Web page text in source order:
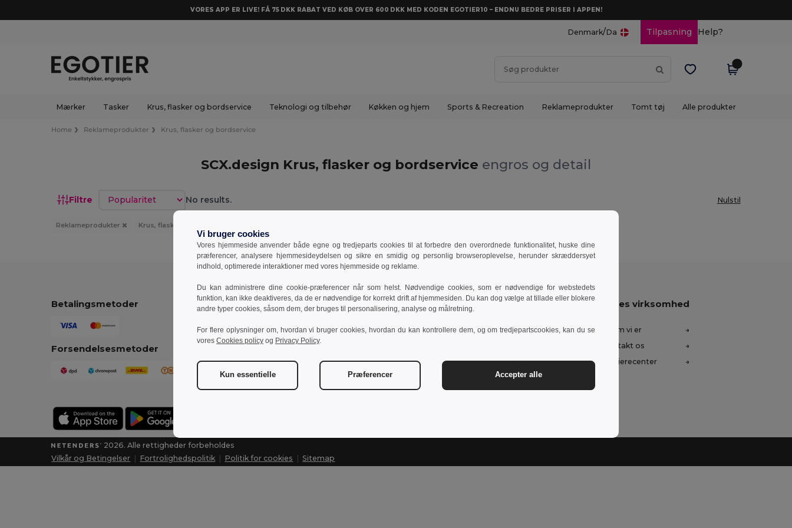
VORES APP ER LIVE! FÅ 75 DKK RABAT VED KØB OVER 600 DKK MED KODEN EGOTIER10 – ENDNU BEDRE PRISER I APPEN!
Denmark/Da Tilpasning Help?
Mærker Tasker Krus, flasker og bordservice Teknologi og tilbehør Køkken og hjem Sports & Recreation Reklameprodukter Tomt tøj Alle produkter
Home Reklameprodukter Krus, flasker og bordservice
SCX.design Krus, flasker og bordservice engros og detail
Filtre Sorter efter No results. Nulstil
Reklameprodukter Krus, flasker og bordservice
Betalingsmetoder
Forsendelsesmetoder
Kontakt os
customerservice@egotier.dk
Lad os hjælpe
Hjælpecenter (FAQ)
Returneringer & Refusioner
Vores virksomhed
Hvem vi er
Kontakt os
Karrierecenter
2026. Alle rettigheder forbeholdes
Vilkår og Betingelser
Fortrolighedspolitik Politik for cookies |Sitemap
Vi bruger cookies
Vores hjemmeside anvender både egne og tredjeparts cookies til at forbedre den overordnede funktionalitet, huske dine
præferencer, analysere hjemmesideydelsen og sikre en smidig og personlig browseroplevelse, herunder skræddersyet
indhold, optimerede interaktioner med vores hjemmeside og reklame.
Du kan administrere dine cookie-præferencer når som helst. Nødvendige cookies, som er nødvendige for webstedets
funktion, kan ikke deaktiveres, da de er nødvendige for korrekt drift af hjemmesiden. Du kan dog vælge at tillade eller blokere
andre typer cookies, såsom dem, der bruges til personalisering, analyse og målretning.
For flere oplysninger om, hvordan vi bruger cookies, hvordan du kan kontrollere dem, og om tredjepartscookies, kan du se
vores Cookies policy og Privacy Policy.
Kun essentielle Præferencer Accepter alle